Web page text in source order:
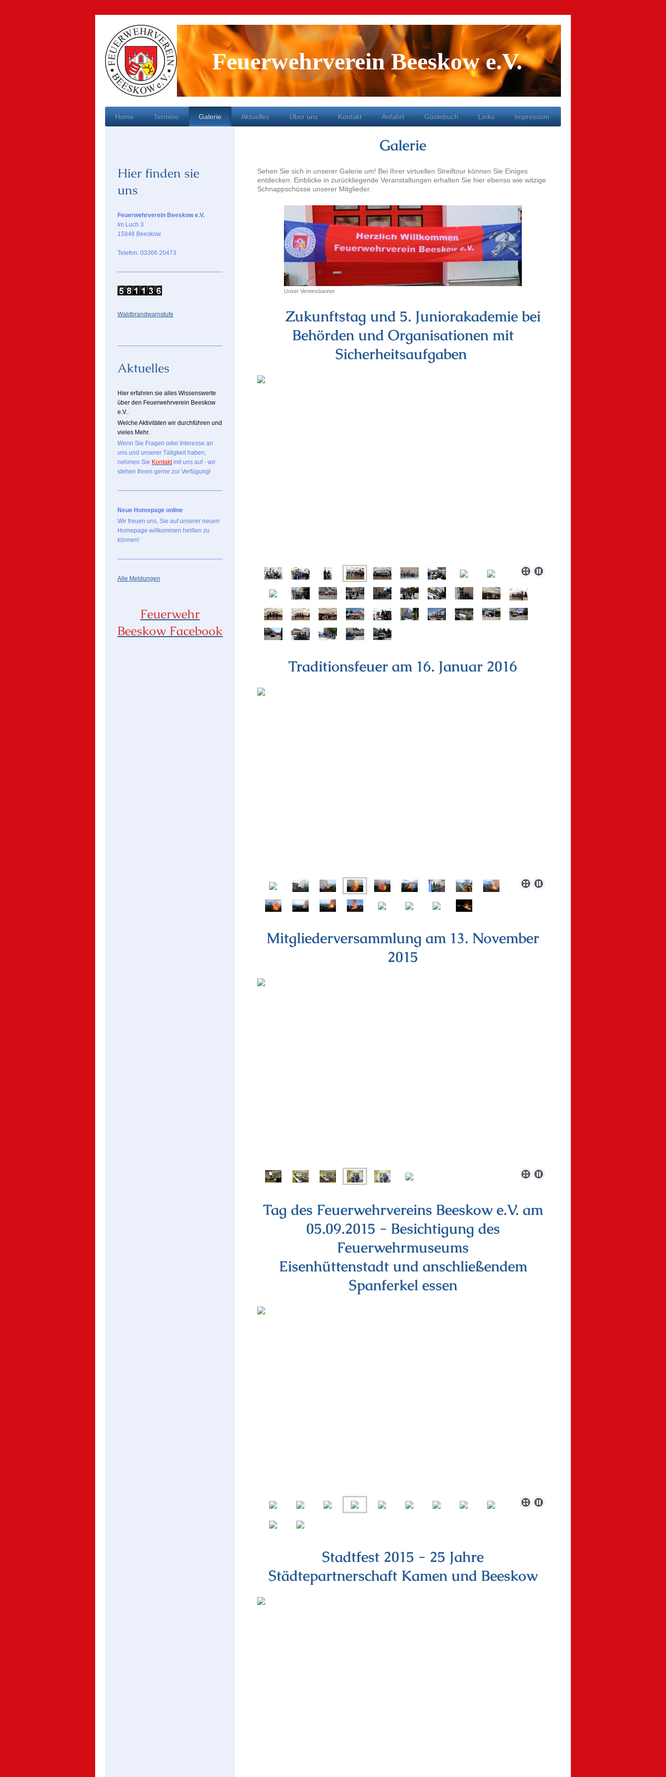
Feuerwehrverein Beeskow e.V.
Home Termine Galerie Aktuelles Über uns Kontakt Anfahrt Gästebuch Links Impressum
Galerie
Sehen Sie sich in unserer Galerie um! Bei Ihrer virtuellen Streiftour können Sie Einiges
entdecken. Einblicke in zurückliegende Veranstaltungen erhalten Sie hier ebenso wie witzige
Schnappschüsse unserer Mitglieder.
Unser Vereinsbanner
Zukunftstag und 5. Juniorakademie bei
Behörden und Organisationen mit
Sicherheitsaufgaben
Traditionsfeuer am 16. Januar 2016
Mitgliederversammlung am 13. November
2015
Tag des Feuerwehrvereins Beeskow e.V. am
05.09.2015 - Besichtigung des
Feuerwehrmuseums
Eisenhüttenstadt und anschließendem
Spanferkel essen
Stadtfest 2015 - 25 Jahre
Städtepartnerschaft Kamen und Beeskow
Hier finden sie
uns
Feuerwehrverein Beeskow e.V.
Im Luch 3
15848 Beeskow
Telefon: 03366 20473
Waldbrandwarnstufe
Aktuelles
Hier erfahren sie alles Wissenswerte
über den Feuerwehrverein Beeskow
e.V..
Welche Aktivitäten wir durchführen und
vieles Mehr.
Wenn Sie Fragen oder Interesse an
uns und unserer Tätigkeit haben,
nehmen Sie Kontaktmit uns auf - wir
stehen Ihnen gerne zur Verfügung!
Neue Homepage online
Wir freuen uns, Sie auf unserer neuen
Homepage willkommen heißen zu
können!
Alle Meldungen
Feuerwehr
Beeskow Facebook